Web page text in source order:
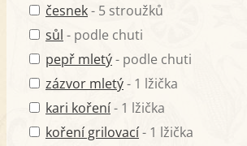
česnek- 5 stroužků
sůl - podle chuti
pepř mletý- podle chuti
zázvor mletý- 1 lžička
kari koření- 1 lžička
koření grilovací- 1 lžička